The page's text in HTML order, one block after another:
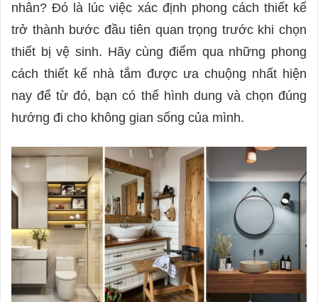
nhân? Đó là lúc việc xác định phong cách thiết kế
trở thành bước đầu tiên quan trọng trước khi chọn
thiết bị vệ sinh. Hãy cùng điểm qua những phong
cách thiết kế nhà tắm được ưa chuộng nhất hiện
nay để từ đó, bạn có thể hình dung và chọn đúng
hướng đi cho không gian sống của mình.